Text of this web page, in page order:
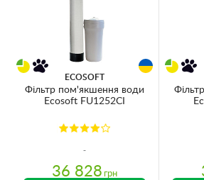
ECOSOFT
Фільтр пом'якшення води
Ecosoft FU1252CI
36 828 грн